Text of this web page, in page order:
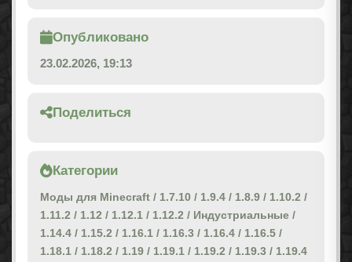
Опубликовано
23.02.2026, 19:13
Поделиться
Категории
Моды для Minecraft / 1.7.10 / 1.9.4 / 1.8.9 / 1.10.2 /
1.11.2 / 1.12 / 1.12.1 / 1.12.2 / Индустриальные /
1.14.4 / 1.15.2 / 1.16.1 / 1.16.3 / 1.16.4 / 1.16.5 /
1.18.1 / 1.18.2 / 1.19 / 1.19.1 / 1.19.2 / 1.19.3 / 1.19.4